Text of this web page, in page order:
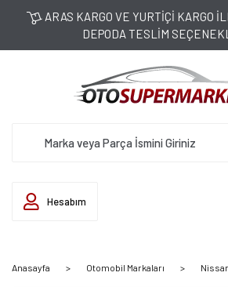
ARAS KARGO VE YURTİÇİ KARGO
DEPODA TESLİM
Hesabım
Anasayfa Otomobil Markaları